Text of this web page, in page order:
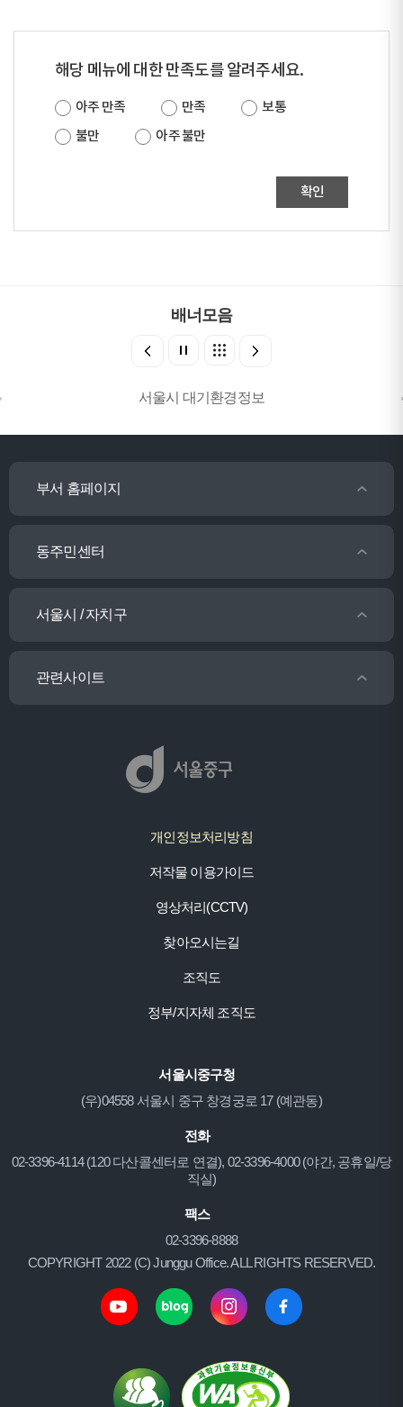
해당 메뉴에 대한 만족도를 알려주세요.
아주 만족 만족
보통
불만
아주 불만
확인
배너모음
서울시 대기환경정보
부서 홈페이지
동주민센터
서울시 / 자치구
관련사이트
개인정보처리방침
저작물 이용가이드
영상처리(CCTV)
찾아오시는길
조직도
정부/지자체 조직도
서울시중구청
(우)04558 서울시 중구 창경궁로 17 (예관동)
전화
02-3396-4114 (120 다산콜센터로 연결), 02-3396-4000 (야간, 공휴일/당
직실)
팩스
02-3396-8888
COPYRIGHT 2022 (C) Junggu Office. ALL RIGHTS RESERVED.